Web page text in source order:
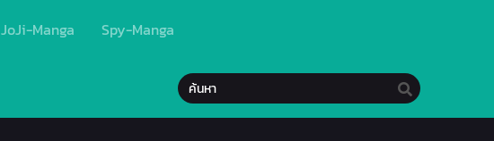
JoJi-Manga Spy-Manga